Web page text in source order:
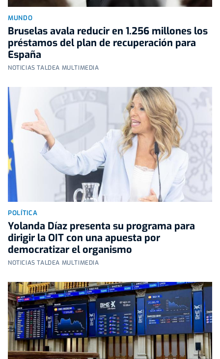
MUNDO
Bruselas avala reducir en 1.256 millones los
préstamos del plan de recuperación para
España
NOTICIAS TALDEA MULTIMEDIA
POLÍTICA
Yolanda Díaz presenta su programa para
dirigir la OIT con una apuesta por
democratizar el organismo
NOTICIAS TALDEA MULTIMEDIA